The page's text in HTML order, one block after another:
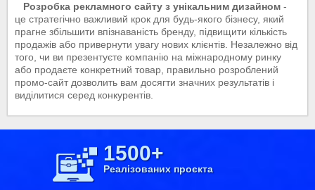
Розробка рекламного сайту з унікальним дизайном-
це стратегічно важливий крок для будь-якого бізнесу, який
прагне збільшити впізнаваність бренду, підвищити кількість
продажів або привернути увагу нових клієнтів. Незалежно від
того, чи ви презентуєте компанію на міжнародному ринку
або продаєте конкретний товар, правильно розроблений
промо-сайт дозволить вам досягти значних результатів і
виділитися серед конкурентів.
1500+
Реалізованих проєкта